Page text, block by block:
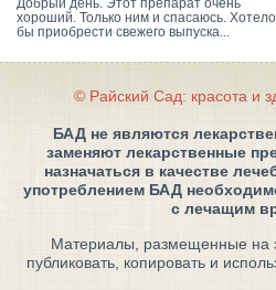
Добрый день. Этот препарат очень
хороший. Только ним и спасаюсь.
бы приобрести свежего выпуска...
© Райский Сад: красота и
БАД не являются
заменяют лекарственные
назначаться в качестве
употреблением БАД
с лечащим
Материалы, размещенные на
публиковать, копировать и